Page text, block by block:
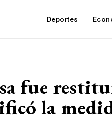
Deportes
fue
la